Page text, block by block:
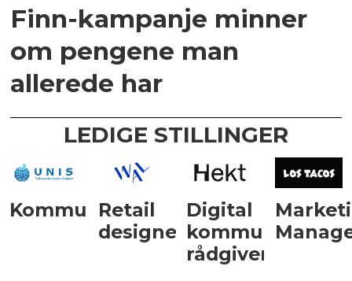
Finn-kampanje minner
om pengene man
allerede har
LEDIGE STILLINGER
Kommunikasjonsrådgiver
Retail
designer
Digital
rådgiver